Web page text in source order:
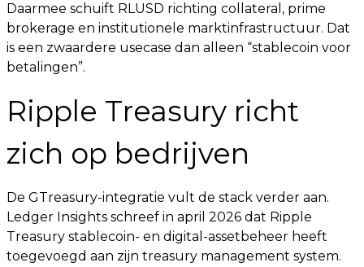
Daarmee schuift RLUSD richting collateral, prime
brokerage en institutionele marktinfrastructuur. Dat
is een zwaardere usecase dan alleen “stablecoin voor
betalingen”.
Ripple Treasury richt
zich op bedrijven
De GTreasury-integratie vult de stack verder aan.
Ledger Insights schreef in april 2026 dat Ripple
Treasury stablecoin- en digital-assetbeheer heeft
toegevoegd aan zijn treasury management system.